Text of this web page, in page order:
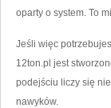
oparty o system. To
Jeśli więc
12ton.pl jest
podejściu liczy się
nawyków.